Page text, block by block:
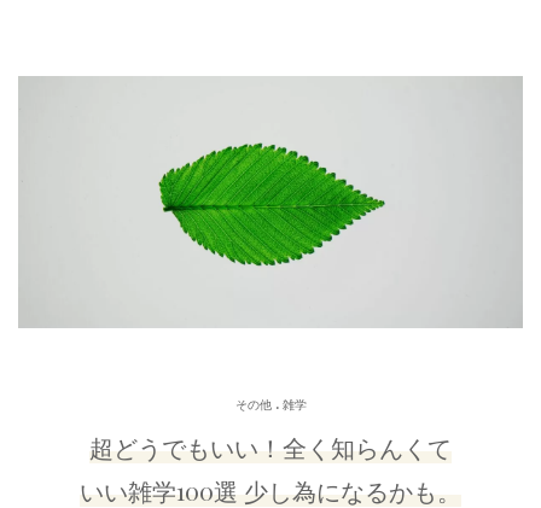
その他. 雑学
超どうでもいい！全く知らんくて
いい雑学100選 少し為になるかも。